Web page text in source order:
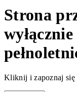
Strona
Kliknij i zapoznaj